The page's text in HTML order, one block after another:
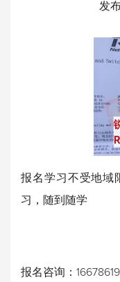
发
报名学习不受地域
习，随到随学
报名咨询：